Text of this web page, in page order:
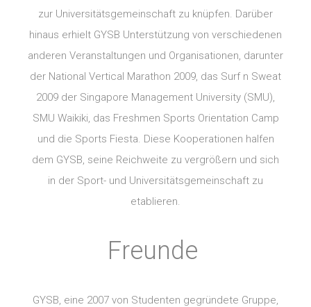
zur Universitätsgemeinschaft zu knüpfen. Darüber
hinaus erhielt GYSB Unterstützung von verschiedenen
anderen Veranstaltungen und Organisationen, darunter
der National Vertical Marathon 2009, das Surf n Sweat
2009 der Singapore Management University (SMU),
SMU Waikiki, das Freshmen Sports Orientation Camp
und die Sports Fiesta. Diese Kooperationen halfen
dem GYSB, seine Reichweite zu vergrößern und sich
in der Sport- und Universitätsgemeinschaft zu
etablieren.
Freunde
GYSB, eine 2007 von Studenten gegründete Gruppe,